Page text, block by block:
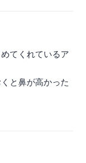
てくれているア
と鼻が高かった